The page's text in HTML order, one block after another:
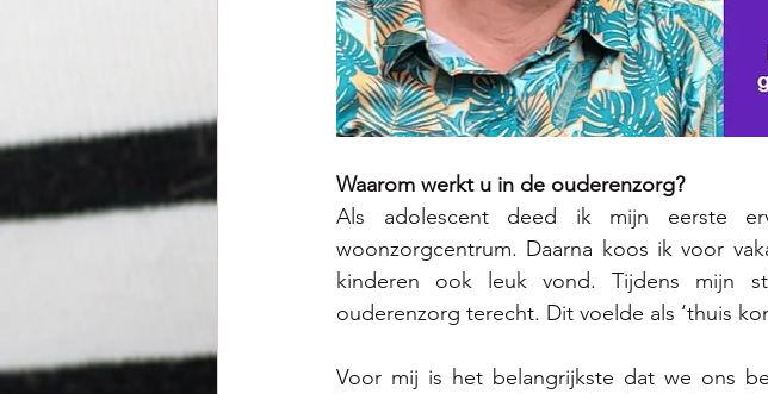
Waarom werkt u in de ouderenzorg?
Als adolescent deed ik mijn eerste
woonzorgcentrum. Daarna koos ik voor
kinderen ook leuk vond. Tijdens mijn
ouderenzorg terecht. Dit voelde als ‘thuis
Voor mij is het belangrijkste dat we ons